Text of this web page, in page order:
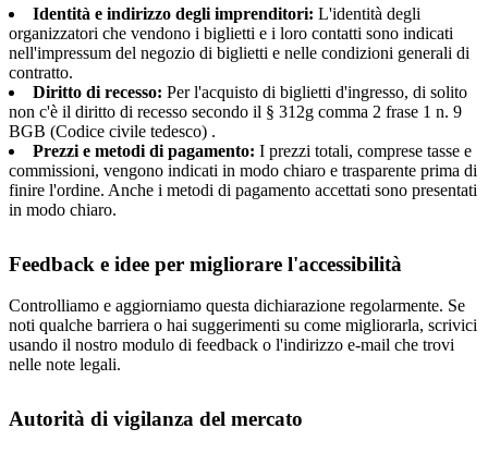
Identità e indirizzo degli imprenditori: L'identità degli
organizzatori che vendono i biglietti e i loro contatti sono indicati
nell'impressum del negozio di biglietti e nelle condizioni generali di
contratto.
Diritto di recesso: Per l'acquisto di biglietti d'ingresso, di solito
non c'è il diritto di recesso secondo il § 312g comma 2 frase 1 n. 9
BGB (Codice civile tedesco) .
Prezzi e metodi di pagamento: I prezzi totali, comprese tasse e
commissioni, vengono indicati in modo chiaro e trasparente prima di
finire l'ordine. Anche i metodi di pagamento accettati sono presentati
in modo chiaro.
Feedback e idee per migliorare l'accessibilità
Controlliamo e aggiorniamo questa dichiarazione regolarmente. Se
noti qualche barriera o hai suggerimenti su come migliorarla, scrivici
usando il nostro modulo di feedback o l'indirizzo e-mail che trovi
nelle note legali.
Autorità di vigilanza del mercato